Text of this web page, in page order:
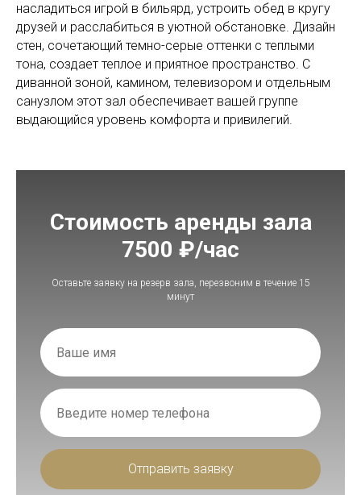
насладиться игрой в бильярд, устроить обед в кругу
друзей и расслабиться в уютной обстановке. Дизайн
стен, сочетающий темно-серые оттенки с теплыми
тона, создает теплое и приятное пространство. С
диванной зоной, камином, телевизором и отдельным
санузлом этот зал обеспечивает вашей группе
выдающийся уровень комфорта и привилегий.
Стоимость аренды зала
7500 ₽/час
Оставьте заявку на резерв зала, перезвоним в течение 15
минут
Отправить заявку